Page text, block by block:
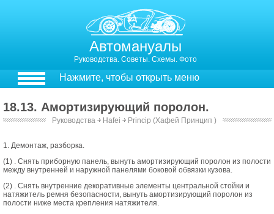
Автомануалы
Руководства. Советы. Схемы. Фото
Нажмите, чтобы открыть меню
18.13. Амортизирующий поролон.
Руководства ￫ Hafei ￫ Princip (Хафей Принцип )
1. Демонтаж, разборка.
(1) . Снять приборную панель, вынуть амортизирующий поролон из полости
между внутренней и наружной панелями боковой обвязки кузова.
(2) . Снять внутренние декоративные элементы центральной стойки и
натяжитель ремня безопасности, вынуть амортизирующий поролон из
полости ниже места крепления натяжителя.